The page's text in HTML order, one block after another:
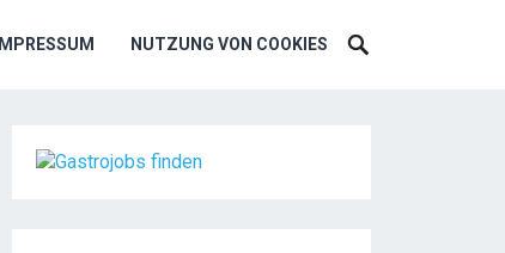
IMPRESSUM NUTZUNG VON COOKIES